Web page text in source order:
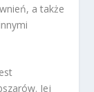
a także
Jej